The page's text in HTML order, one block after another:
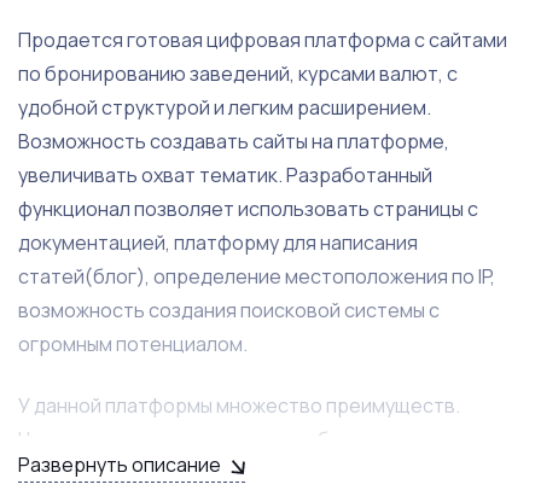
Продается готовая цифровая платформа с сайтами
по бронированию заведений, курсами валют, с
удобной структурой и легким расширением.
Возможность создавать сайты на платформе,
увеличивать охват тематик. Разработанный
функционал позволяет использовать страницы с
документацией, платформу для написания
статей(блог), определение местоположения по IP,
возможность создания поисковой системы с
огромным потенциалом.
У данной платформы множество преимуществ.
Например, высокая скорость работы и отсутствие
популярных уязвимостей. Чистый, лаконичный код, в
Развернуть описание